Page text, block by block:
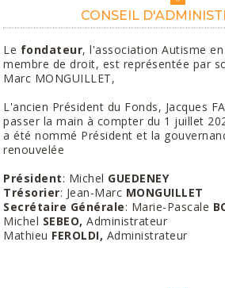
CONSEIL
Le fondateur, l'association Autisme
membre de droit, est représentée par
Marc MONGUILLET,
L'ancien Président du Fonds, Jacques
passer la main à compter du 1 juillet
a été nommé Président et la
renouvelée
Président: Michel GUEDENEY
Trésorier: Jean-Marc MONGUILLET
Secrétaire Générale: Marie-Pascale
Michel SEBEO,Administrateur
Mathieu FEROLDI, Administrateur